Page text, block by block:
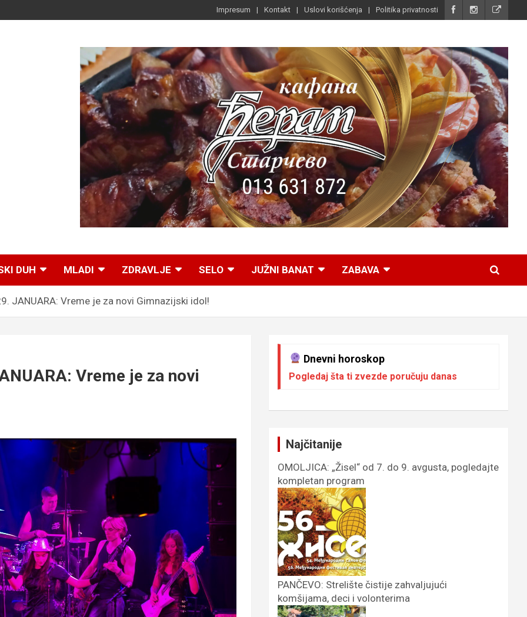
Impresum Kontakt Uslovi korišćenja Politika privatnosti
DUH MLADI ZDRAVLJE SELO JUŽNI BANAT ZABAVA
JANUARA: Vreme je za novi Gimnazijski idol!
Vreme je za novi
Dnevni horoskop
Pogledaj šta ti zvezde poručuju danas
Najčitanije
OMOLJICA: „Žisel“ od 7. do 9. avgusta, pogledajte
kompletan program
PANČEVO: Strelište čistije zahvaljujući
komšijama, deci i volonterima